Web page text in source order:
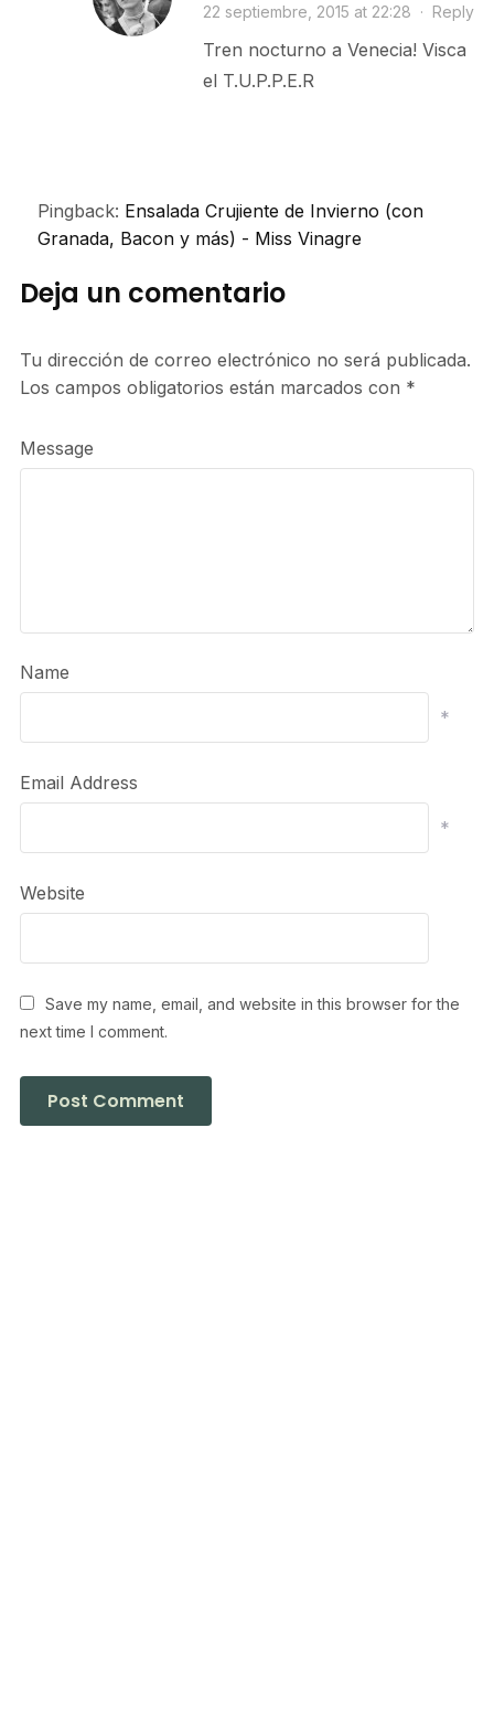
22 septiembre, 2015 at 22:28 · Reply
Tren nocturno a Venecia! Visca
el T.U.P.P.E.R
Pingback: Ensalada Crujiente de Invierno (con
Granada, Bacon y más) - Miss Vinagre
Deja un comentario
Tu dirección de correo electrónico no será publicada.
Los campos obligatorios están marcados con *
Message
Name
*
Email Address
*
Website
Save my name, email, and website in this browser for the
next time I comment.